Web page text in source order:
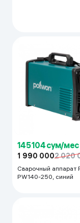
145 104 сум/мес
1 990 0002 020
Сварочный аппарат
PW140-250, синий